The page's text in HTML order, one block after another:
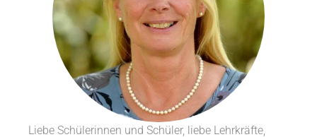
Liebe Schülerinnen und Schüler, liebe Lehrkräfte,